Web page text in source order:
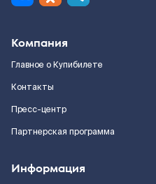
Компания
Главное о Купибилете
Контакты
Пресс-центр
Партнерская программа
Информация